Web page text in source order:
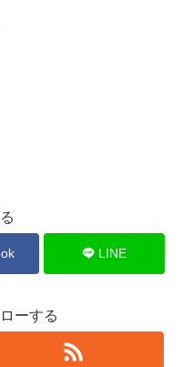
LINE
ーする